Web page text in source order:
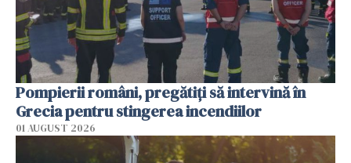
Pompierii români, pregătiţi să intervină în
Grecia pentru stingerea incendiilor
01 AUGUST 2026